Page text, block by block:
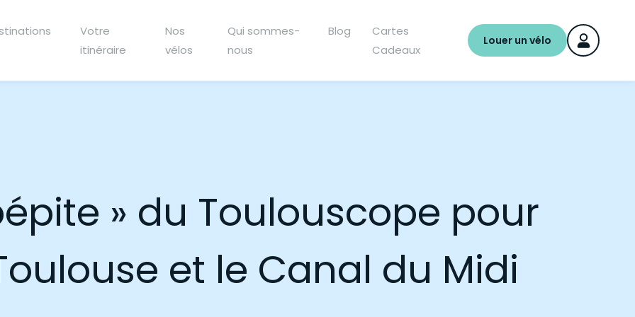
Votre
itinéraire
Nos
vélos
Qui sommes-
nous
Blog
Cartes
Cadeaux
Louer un vélo
» du Toulouscope pour
et le Canal du Midi